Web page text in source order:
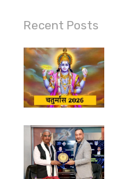
i
t
t
e
r
c
e
b
o
o
k
Recent Posts